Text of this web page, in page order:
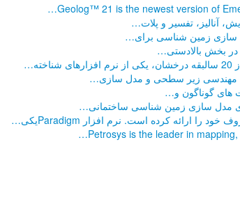
Geolog™ 21 is the newest version of
…
…
…
…
…
…
های گوناگون و…
…
…
Petrosys is the leader in
…